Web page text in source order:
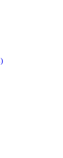
Ruhani Perfume Spray (روحانی پرفیوم سپرے)